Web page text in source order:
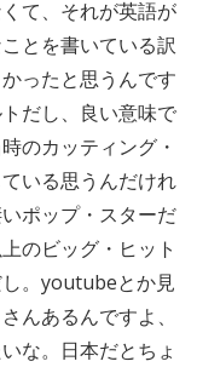
て、それが英語が
とを書いている訳
ったと思うんです
だし、良い意味で
のカッティング・
いる思うんだけれ
ポップ・スターだ
のビッグ・ヒット
。youtubeとか見
んあるんですよ、
な。日本だとちょ